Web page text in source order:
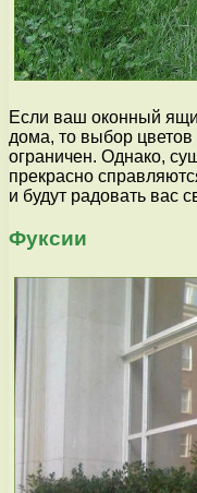
Если ваш оконный
дома, то выбор
ограничен. Однако,
прекрасно
и будут радовать вас
Фуксии